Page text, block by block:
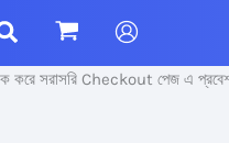
সরাসরি Checkout পেজ এ প্রবেশ